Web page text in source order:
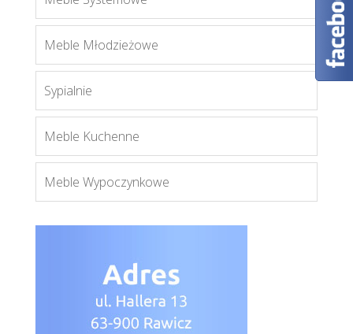
Meble Młodzieżowe
Sypialnie
Meble Kuchenne
Meble Wypoczynkowe